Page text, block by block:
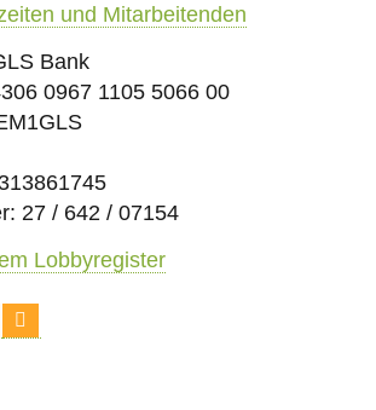
und Mitarbeitenden
Bank
0967 1105 5066 00
27 / 642 / 07154
Lobbyregister